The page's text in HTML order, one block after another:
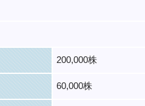
200,000株
60,000株